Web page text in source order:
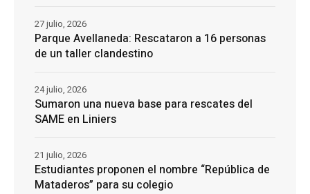
Parque Avellaneda: Rescataron a 16 personas
de un taller clandestino
27 julio, 2026
Sumaron una nueva base para rescates del
SAME en Liniers
24 julio, 2026
Estudiantes proponen el nombre “República de
Mataderos” para su colegio
21 julio, 2026